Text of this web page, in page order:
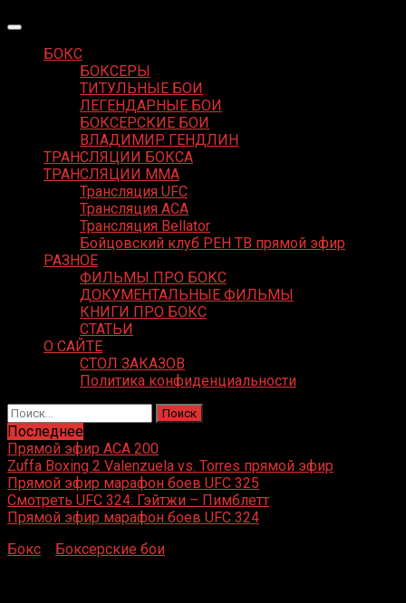
БОКС
БОКСЕРЫ
ТИТУЛЬНЫЕ БОИ
ЛЕГЕНДАРНЫЕ БОИ
БОКСЕРСКИЕ БОИ
ВЛАДИМИР ГЕНДЛИН
ТРАНСЛЯЦИИ БОКСА
ТРАНСЛЯЦИИ MMA
Трансляция UFC
Трансляция ACA
Трансляция Bellator
Бойцовский клуб РЕН ТВ прямой эфир
РАЗНОЕ
ФИЛЬМЫ ПРО БОКС
ДОКУМЕНТАЛЬНЫЕ ФИЛЬМЫ
КНИГИ ПРО БОКС
СТАТЬИ
О САЙТЕ
СТОЛ ЗАКАЗОВ
Политика конфиденциальности
Найти:
Последнее
Прямой эфир ACA 200
Zuffa Boxing 2 Valenzuela vs. Torres прямой эфир
Прямой эфир марафон боев UFC 325
Смотреть UFC 324: Гэйтжи – Пимблетт
Прямой эфир марафон боев UFC 324
Бокс
Боксерские бои